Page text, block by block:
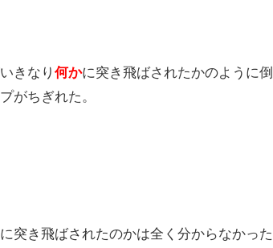
きなり何かに突き飛ばされたかのように倒
がちぎれた。
突き飛ばされたのかは全く分からなかっ